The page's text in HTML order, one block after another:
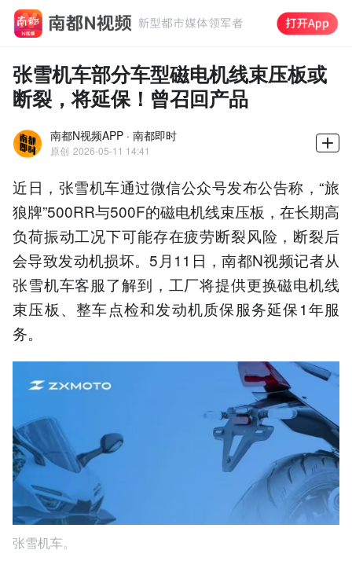
张雪机车部分车型磁电机线束压板或
断裂，将延保！曾召回产品
南都N视频APP · 南都即时
原创 2026-05-11 14:41
近日，张雪机车通过微信公众号发布公告称，“旅
狼牌”500RR与500F的磁电机线束压板，在长期高
负荷振动工况下可能存在疲劳断裂风险，断裂后
会导致发动机损坏。5月11日，南都N视频记者从
张雪机车客服了解到，工厂将提供更换磁电机线
束压板、整车点检和发动机质保服务延保1年服
务。
张雪机车。